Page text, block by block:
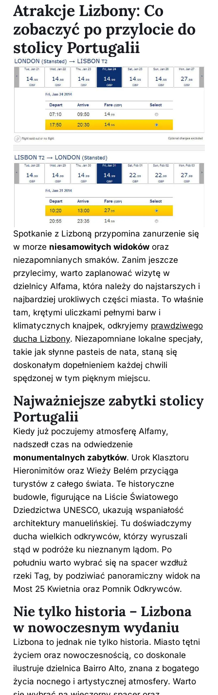
Atrakcje Lizbony: Co
zobaczyć po przylocie do
stolicy Portugalii
Spotkanie z Lizboną przypomina zanurzenie się
w morze niesamowitych widoków oraz
niezapomnianych smaków. Zanim jeszcze
przylecimy, warto zaplanować wizytę w
dzielnicy Alfama, która należy do najstarszych i
najbardziej urokliwych części miasta. To właśnie
tam, krętymi uliczkami pełnymi barw i
klimatycznych knajpek, odkryjemy prawdziwego
ducha Lizbony. Niezapomniane lokalne specjały,
takie jak słynne pasteis de nata, staną się
doskonałym dopełnieniem każdej chwili
spędzonej w tym pięknym miejscu.
Najważniejsze zabytki stolicy
Portugalii
Kiedy już poczujemy atmosferę Alfamy,
nadszedł czas na odwiedzenie
monumentalnych zabytków. Urok Klasztoru
Hieronimitów oraz Wieży Belém przyciąga
turystów z całego świata. Te historyczne
budowle, figurujące na Liście Światowego
Dziedzictwa UNESCO, ukazują wspaniałość
architektury manuelińskiej. Tu doświadczymy
ducha wielkich odkrywców, którzy wyruszali
stąd w podróże ku nieznanym lądom. Po
południu warto wybrać się na spacer wzdłuż
rzeki Tag, by podziwiać panoramiczny widok na
Most 25 Kwietnia oraz Pomnik Odkrywców.
Nie tylko historia – Lizbona
w nowoczesnym wydaniu
Lizbona to jednak nie tylko historia. Miasto tętni
życiem oraz nowoczesnością, co doskonale
ilustruje dzielnica Bairro Alto, znana z bogatego
życia nocnego i artystycznej atmosfery. Warto